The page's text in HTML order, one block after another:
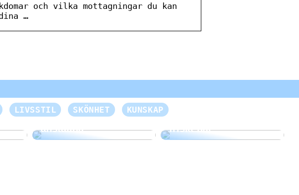
och vilka mottagningar du kan
…
LIVSSTIL SKÖNHET KUNSKAP
för
Skapa en otrolig
händelse för dina
anställda
friskt hår